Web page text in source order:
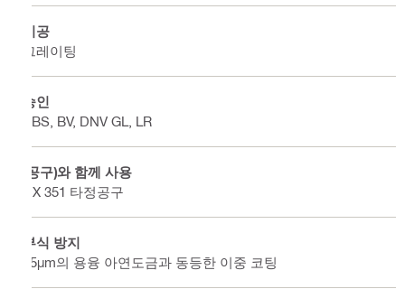
시공
그레이팅
승인
ABS, BV, DNV GL, LR
(공구)와 함께 사용
DX 351 타정공구
부식 방지
45µm의 용융 아연도금과 동등한 이중 코팅